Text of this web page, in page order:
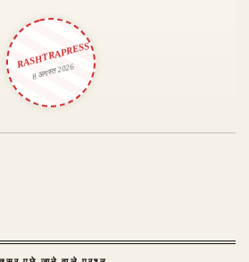
RASHTRAPRESS
8 अगस्त 2026